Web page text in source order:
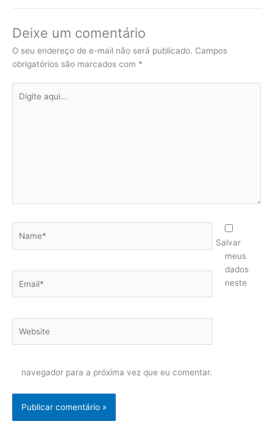
Deixe um comentário
O seu endereço de e-mail não será publicado. Campos
obrigatórios são marcados com *
aqui...
Salvar
meus
dados
neste
navegador para a próxima vez que eu comentar.